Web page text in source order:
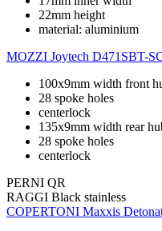
22mm height
material: aluminium
MOZZI Joytech D471SBT-
100x9mm width front
28 spoke holes
centerlock
135x9mm width rear
28 spoke holes
centerlock
PERNI QR
RAGGI Black stainless
COPERTONI Maxxis